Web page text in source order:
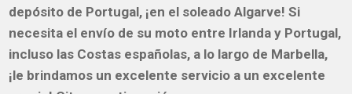
depósito de Portugal, ¡en el soleado Algarve! Si
necesita el envío de su moto entre Irlanda y Portugal,
incluso las Costas españolas, a lo largo de Marbella,
¡le brindamos un excelente servicio a un excelente